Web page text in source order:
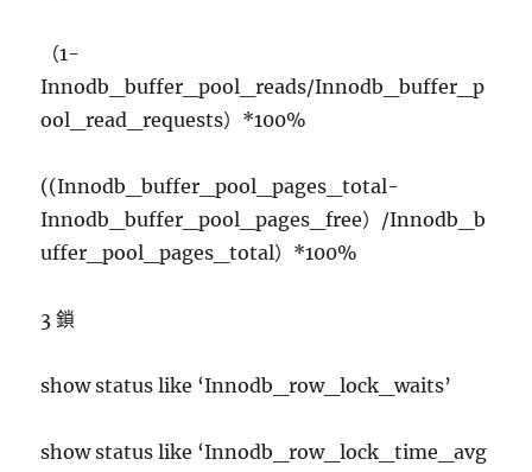
（1-
Innodb_buffer_pool_reads/Innodb_buffer_p
ool_read_requests）*100%
((Innodb_buffer_pool_pages_total-
Innodb_buffer_pool_pages_free）/Innodb_b
uffer_pool_pages_total）*100%
3 鎖
show status like ‘Innodb_row_lock_waits’
show status like ‘Innodb_row_lock_time_avg